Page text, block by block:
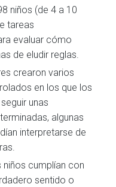
niños (de 4 a 10
tareas
evaluar cómo
de eludir reglas.
crearon varios
en los que los
unas
algunas
interpretarse de
niños cumplían con
sentido o